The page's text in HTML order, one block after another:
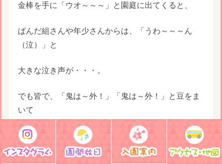
金棒を手に「ウオ～～～」と園庭に出てくると、
ぱんだ組さんや年少さんからは、「うわ～～～ん
（泣）」と
大きな泣き声が・・・。
でも皆で、「鬼は～外！」「鬼は～外！」と豆をま
いて
やっつけました！